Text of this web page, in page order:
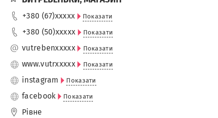
+380 (67)xxxxx Показати
+380 (50)xxxxx Показати
vutrebenxxxxx Показати
www.vutrxxxxx Показати
instagram Показати
facebook Показати
Рівне